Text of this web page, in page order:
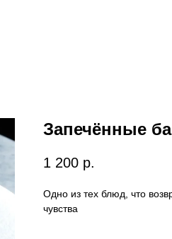
Запечённые
1 200 р.
Одно из тех блюд, что
чувства